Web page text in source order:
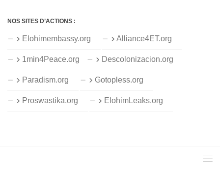
NOS SITES D’ACTIONS :
Elohimembassy.org Alliance4ET.org
1min4Peace.org Descolonizacion.org
Paradism.org Gotopless.org
Proswastika.org ElohimLeaks.org